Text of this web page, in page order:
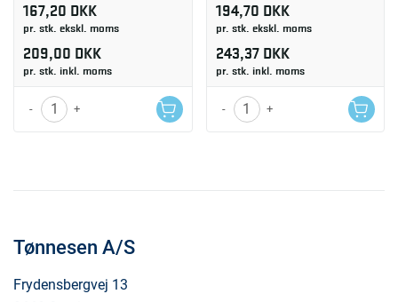
167,20 DKK
pr. stk. ekskl. moms
209,00 DKK
pr. stk. inkl. moms
- +
194,70 DKK
pr. stk. ekskl. moms
243,37 DKK
pr. stk. inkl. moms
- +
Tønnesen A/S
Frydensbergvej 13